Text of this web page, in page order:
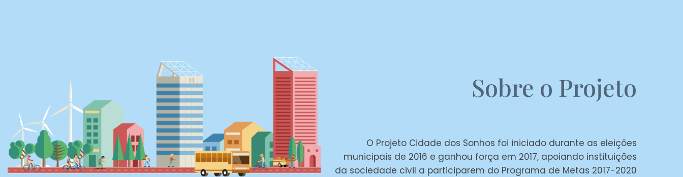
Sobre o Projeto
O Projeto Cidade dos Sonhos foi iniciado durante as eleições
municipais de 2016 e ganhou força em 2017, apoiando instituições
da sociedade civil a participarem do Programa de Metas 2017-2020